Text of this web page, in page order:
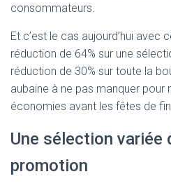
consommateurs.
Et c’est le cas aujourd’hui avec
réduction de 64% sur une
réduction de 30% sur toute la
aubaine à ne pas manquer pour
économies avant les fêtes de fin
Une sélection variée
promotion